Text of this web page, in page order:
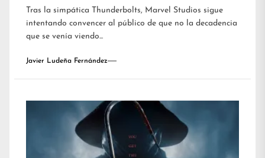
Tras la simpática Thunderbolts, Marvel Studios sigue
intentando convencer al público de que no la decadencia
que se venía viendo...
Javier Ludeña Fernández